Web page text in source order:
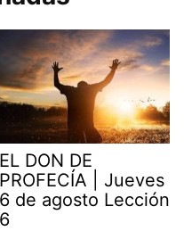
EL DON DE
PROFECÍA | Jueves
6 de agosto Lección
6